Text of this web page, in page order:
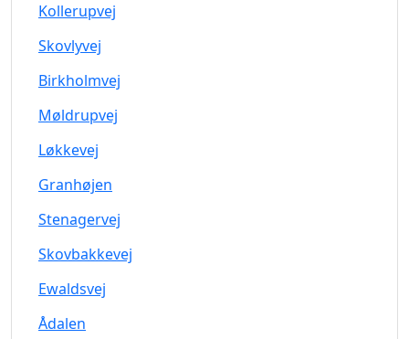
Kollerupvej
Skovlyvej
Birkholmvej
Møldrupvej
Løkkevej
Granhøjen
Stenagervej
Skovbakkevej
Ewaldsvej
Ådalen